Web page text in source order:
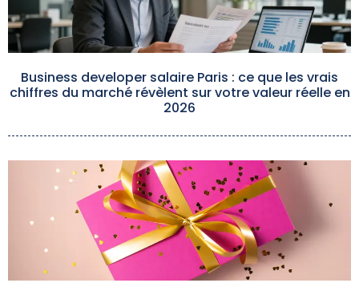
Business developer salaire Paris : ce que les vrais
chiffres du marché révèlent sur votre valeur réelle en
2026